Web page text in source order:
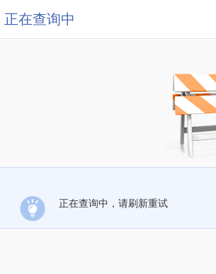
正在查询中
正在查询中，请刷新重试